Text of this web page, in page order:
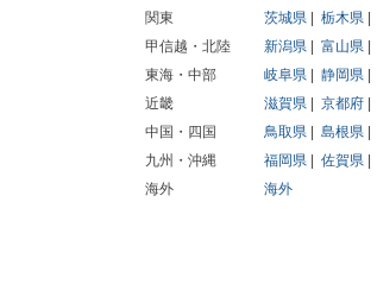
関東
茨城県 栃木県
甲信越・北陸
新潟県 富山県
東海・中部
岐阜県 静岡県
近畿
滋賀県 京都府
中国・四国
鳥取県 島根県
九州・沖縄
福岡県 佐賀県
海外
海外